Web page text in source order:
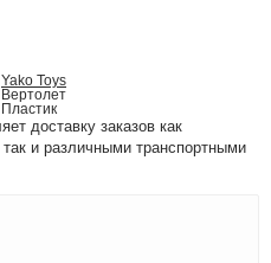
Yako Toys
Вертолет
Пластик
доставку заказов как
и различными транспортными